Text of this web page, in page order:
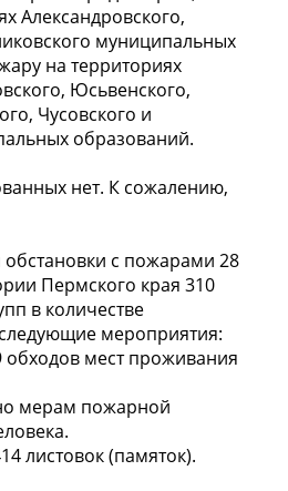
Александровского,
муниципальных
на территориях
Юсьвенского,
Чусовского и
образований.
нет. К сожалению,
обстановки с пожарами 28
Пермского края 310
в количестве
мероприятия:
обходов мест проживания
мерам пожарной
листовок (памяток).